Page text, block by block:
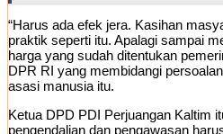
“Harus ada efek jera. Kasihan
praktik seperti itu. Apalagi sampai
harga yang sudah ditentukan
DPR RI yang membidangi
asasi manusia itu.
Ketua DPD PDI Perjuangan Kaltim
pengendalian dan pengawasan